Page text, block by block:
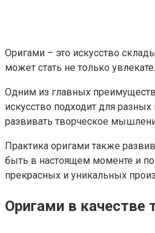
Оригами – это искусство
может стать не только
Одним из главных преимуществ
искусство подходит для
развивать творческое
Практика оригами также
быть в настоящем моменте и
прекрасных и уникальных
Оригами в качестве